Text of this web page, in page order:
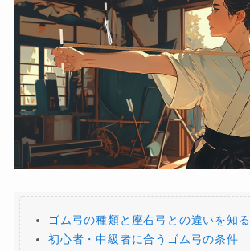
ゴム弓の種類と座右弓との違いを知る
初心者・中級者に合うゴム弓の条件